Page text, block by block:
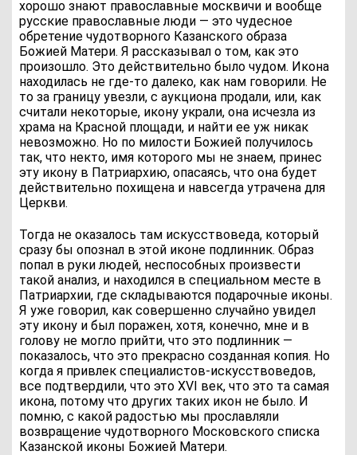
хорошо знают православные москвичи и вообще
русские православные люди — это чудесное
обретение чудотворного Казанского образа
Божией Матери. Я рассказывал о том, как это
произошло. Это действительно было чудом. Икона
находилась не где-то далеко, как нам говорили. Не
то за границу увезли, с аукциона продали, или, как
считали некоторые, икону украли, она исчезла из
храма на Красной площади, и найти ее уж никак
невозможно. Но по милости Божией получилось
так, что некто, имя которого мы не знаем, принес
эту икону в Патриархию, опасаясь, что она будет
действительно похищена и навсегда утрачена для
Церкви.
Тогда не оказалось там искусствоведа, который
сразу бы опознал в этой иконе подлинник. Образ
попал в руки людей, неспособных произвести
такой анализ, и находился в специальном месте в
Патриархии, где складываются подарочные иконы.
Я уже говорил, как совершенно случайно увидел
эту икону и был поражен, хотя, конечно, мне и в
голову не могло прийти, что это подлинник —
показалось, что это прекрасно созданная копия. Но
когда я привлек специалистов-искусствоведов,
все подтвердили, что это XVI век, что это та самая
икона, потому что других таких икон не было. И
помню, с какой радостью мы прославляли
возвращение чудотворного Московского списка
Казанской иконы Божией Матери.